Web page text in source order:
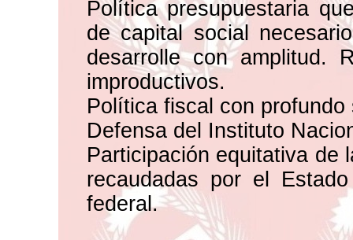
Política presupuestaria
de capital social
desarrolle con amplitud.
improductivos.
Política fiscal con profundo
Defensa del Instituto
Participación equitativa de
recaudadas por el
federal.